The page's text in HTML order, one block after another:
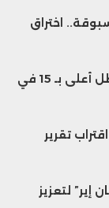
اختراق
رغم انحسار التضخم.. مستويات الأسعار تظل أعلى بـ 15 في
تقرير
إير” لتعزيز